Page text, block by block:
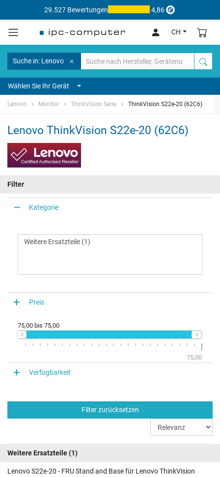
29.527 Bewertungen 4,86
CH
Suche in: Lenovo
Wählen Sie Ihr Gerät
Lenovo Monitor ThinkVision Serie ThinkVision S22e-20 (62C6)
Lenovo ThinkVision S22e-20 (62C6)
Filter
Kategorie
Preis
75,00 bis 75,00
75,00
Verfügbarkeit
Filter zurücksetzen
Weitere Ersatzteile(1)
Lenovo S22e-20 - FRU Stand and Base für Lenovo ThinkVision